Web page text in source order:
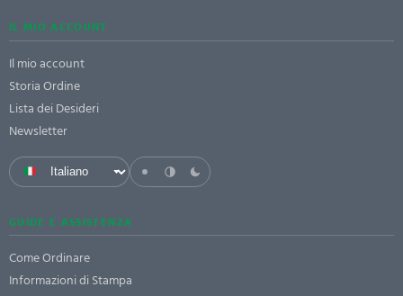
IL MIO ACCOUNT
Il mio account
Storia Ordine
Lista dei Desideri
Newsletter
GUIDE E ASSISTENZA
Come Ordinare
Informazioni di Stampa